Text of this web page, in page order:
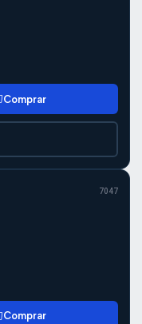
Comprar
7047
Comprar